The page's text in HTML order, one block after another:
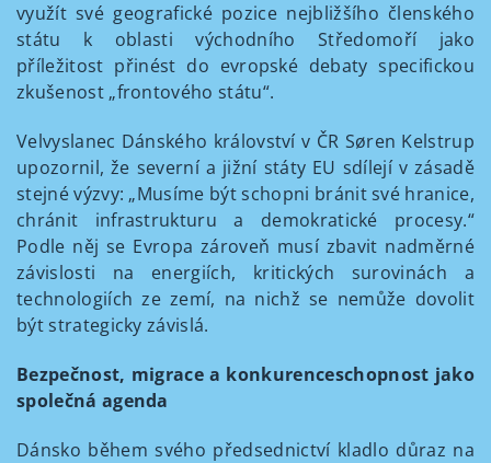
využít své geografické pozice nejbližšího členského
státu k oblasti východního Středomoří jako
příležitost přinést do evropské debaty specifickou
zkušenost „frontového státu“.
Velvyslanec Dánského království v ČR Søren Kelstrup
upozornil, že severní a jižní státy EU sdílejí v zásadě
stejné výzvy: „Musíme být schopni bránit své hranice,
chránit infrastrukturu a demokratické procesy.“
Podle něj se Evropa zároveň musí zbavit nadměrné
závislosti na energiích, kritických surovinách a
technologiích ze zemí, na nichž se nemůže dovolit
být strategicky závislá.
Bezpečnost, migrace a konkurenceschopnost jako
společná agenda
Dánsko během svého předsednictví kladlo důraz na